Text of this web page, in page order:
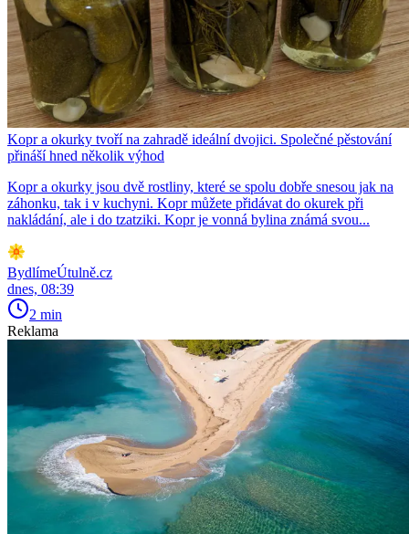
Kopr a okurky tvoří na zahradě ideální dvojici. Společné pěstování
přináší hned několik výhod
Kopr a okurky jsou dvě rostliny, které se spolu dobře snesou jak na
záhonku, tak i v kuchyni. Kopr můžete přidávat do okurek při
nakládání, ale i do tzatziki. Kopr je vonná bylina známá svou...
BydlímeÚtulně.cz
dnes, 08:39
2 min
Reklama